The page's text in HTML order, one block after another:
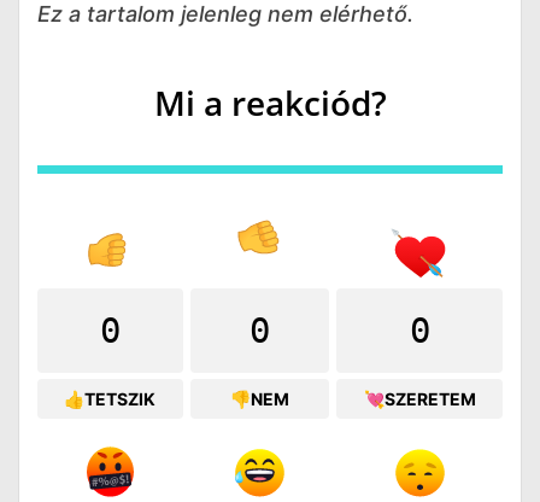
Ez a tartalom jelenleg nem elérhető.
Mi a reakciód?
0
👍TETSZIK
0
👎NEM
0
💘SZERETEM